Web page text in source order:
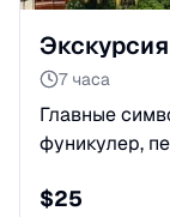
7 часа
Главные
фуникулер,
$25